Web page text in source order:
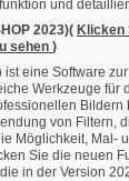
und
2023)( Klicken
sehen )
ist eine Software
Werkzeuge für
Bildern
von Filtern,
Möglichkeit, Mal-
Sie die neuen
in der Version